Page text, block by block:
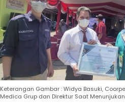
Keterangan Gambar : Widya Basuki,
Medica Grup dan Direktur Saat